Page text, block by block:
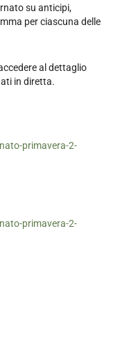
su anticipi,
per ciascuna delle
al dettaglio
in diretta.
primavera-2-
primavera-2-